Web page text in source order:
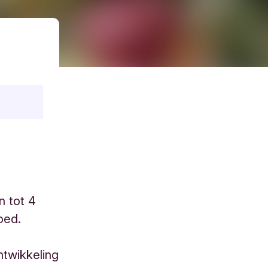
tot 4